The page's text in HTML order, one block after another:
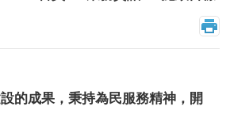
的成果，秉持為民服務精神，開